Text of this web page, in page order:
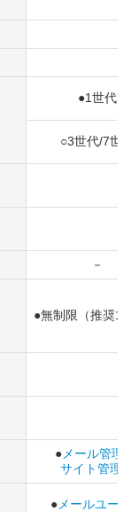
●1世代
○3世代/7世
－
●無制限（推奨
● メール管理
サイト管理
● メールユー